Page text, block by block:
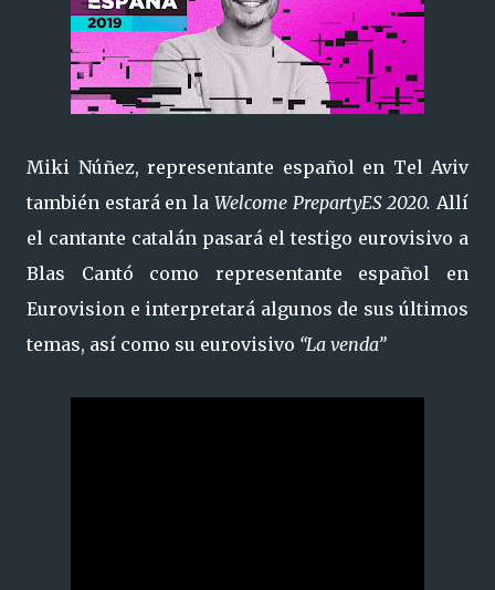
Miki Núñez, representante español en Tel Aviv
también estará en la Welcome PrepartyES 2020.Allí
el cantante catalán pasará el testigo eurovisivo a
Blas Cantó como representante español en
Eurovision e interpretará algunos de sus últimos
temas, así como su eurovisivo “La venda”